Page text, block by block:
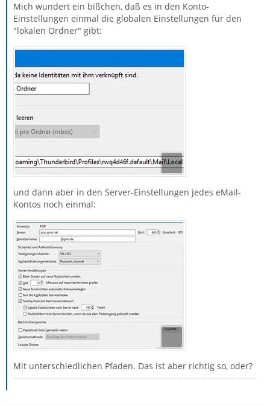
Mich wundert ein bißchen, daß es in den Konto-
Einstellungen einmal die globalen Einstellungen für den
"lokalen Ordner" gibt:
und dann aber in den Server-Einstellungen jedes eMail-
Kontos noch einmal:
Mit unterschiedlichen Pfaden. Das ist aber richtig so, oder?